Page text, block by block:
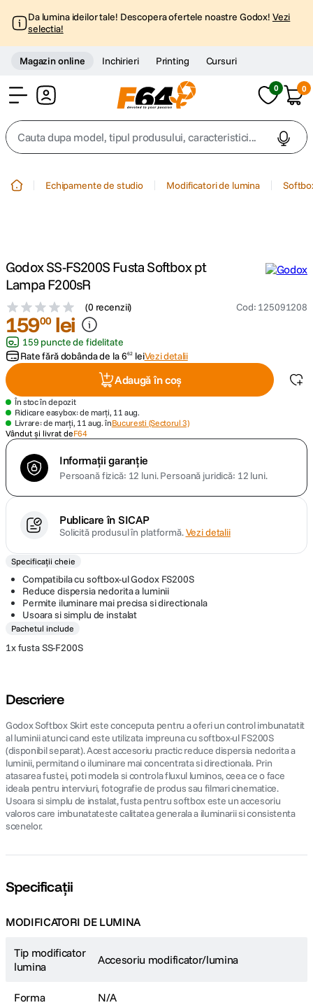
Da lumina ideilor tale! Descopera ofertele noastre Godox! Vezi
selectia!
Magazin online Inchirieri Printing Cursuri
0 0
Cauta dupa model, tipul produsului, caracteristici...
trepied telefon
4. peak design
5. canon sx740 hs
7. card memorie
dji mic mini
9 . dji osmo
Echipamente de studio Modificatori de lumina
Godox SS-FS200S Fusta Softbox pt
Lampa F200sR
(0 recenzii) Cod: 125091208
15900 lei
159 puncte de fidelitate
Rate fără dobânda de la662 leiVezi detalii
Adaugă în coș
În stoc în depozit
Ridicare easybox: de marți, 11 aug.
Livrare: de marți, 11 aug. înBucuresti (Sectorul 3)
Vândut și livrat deF64
Informații garanție
Persoană fizică: 12 luni.Persoană juridică: 12 luni.
Publicare în SICAP
Solicită produsul în platformă.Vezi detalii
Specificații cheie
Compatibila cu softbox-ul Godox FS200S
Reduce dispersia nedorita a luminii
Permite iluminare mai precisa si directionala
Usoara si simplu de instalat
Pachetul include
1x fusta SS-F200S
Descriere
Godox Softbox Skirt este conceputa pentru a oferi un control imbunatatit
al luminii atunci cand este utilizata impreuna cu softbox-ul FS200S
(disponibil separat). Acest accesoriu practic reduce dispersia nedorita a
luminii, permitand o iluminare mai concentrata si directionala. Prin
atasarea fustei, poti modela si controla fluxul luminos, ceea ce o face
ideala pentru interviuri, fotografie de produs sau filmari cinematice.
Usoara si simplu de instalat, fusta pentru softbox este un accesoriu
valoros care imbunatateste calitatea generala a iluminarii si consistenta
scenelor.
Specificații
MODIFICATORI DE LUMINA
Tip modificator
lumina
Accesoriu modificator/lumina
Forma N/A